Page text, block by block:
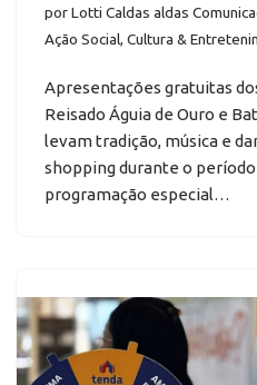
porLotti Caldas aldas
Ação Social, Cultura &
Apresentações gratuitas
Reisado Águia de Ouro e
levam tradição, música e
shopping durante o
programação especial…